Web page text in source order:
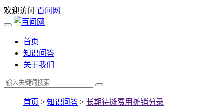
欢迎访问 百问网
首页
知识问答
关于我们
首页 > 知识问答 > 长期待摊费用摊销分录